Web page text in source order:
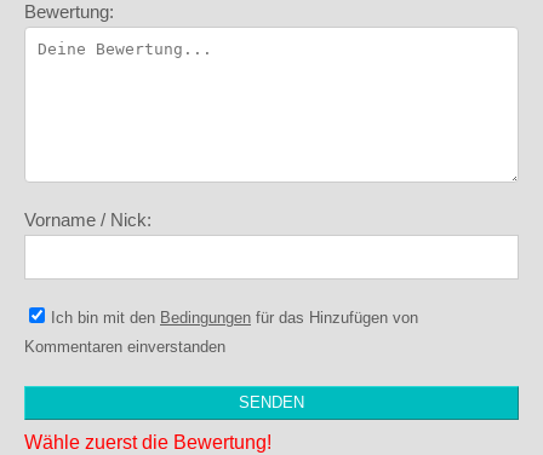
Bewertung:
Vorname / Nick:
Ich bin mit den Bedingungen für das Hinzufügen von
Kommentaren einverstanden
Wähle zuerst die Bewertung!